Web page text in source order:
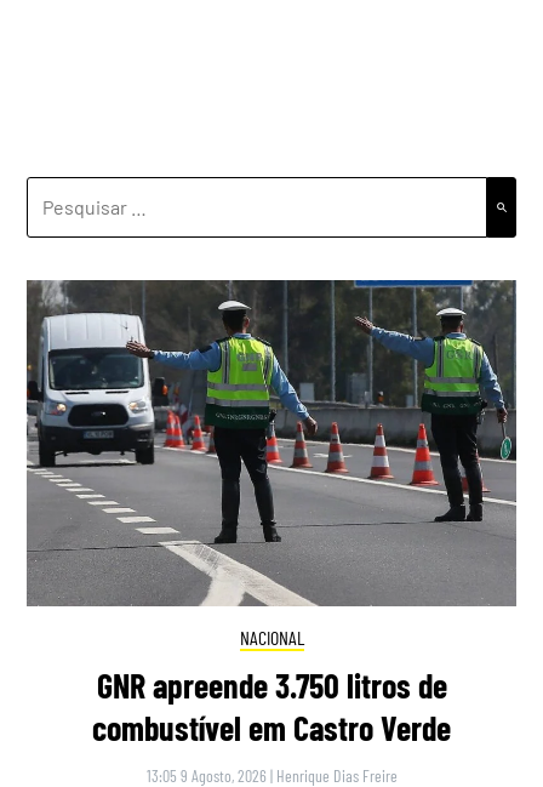
POR:
NACIONAL
GNR apreende 3.750 litros de
combustível em Castro Verde
13:05 9 Agosto, 2026 | Henrique Dias Freire